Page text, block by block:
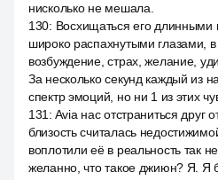
нисколько не мешала.
130: Восхищаться его длинными
широко распахнутыми глазами, в
возбуждение, страх, желание,
За несколько секунд каждый из
спектр эмоций, но ни 1 из этих
131 : Avia нас отстраниться друг
близость считалась
воплотили её в реальность так
желанно, что такое джиюн? Я. Я